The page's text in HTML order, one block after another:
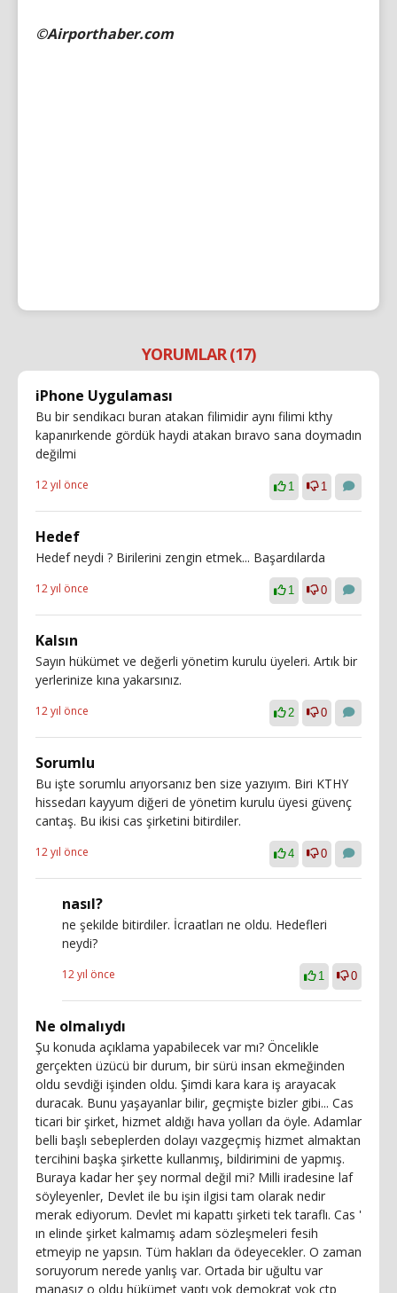
©Airporthaber.com
YORUMLAR (17)
iPhone Uygulaması
Bu bir sendikacı buran atakan filimidir aynı filimi kthy
kapanırkende gördük haydi atakan bıravo sana doymadın
değilmi
12 yıl önce 1 1
Hedef
Hedef neydi ? Birilerini zengin etmek... Başardılarda
12 yıl önce 1 0
Kalsın
Sayın hükümet ve değerli yönetim kurulu üyeleri. Artık bir
yerlerinize kına yakarsınız.
12 yıl önce 2 0
Sorumlu
Bu işte sorumlu arıyorsanız ben size yazıyım. Biri KTHY
hissedarı kayyum diğeri de yönetim kurulu üyesi güvenç
cantaş. Bu ikisi cas şirketini bitirdiler.
12 yıl önce 4 0
nasıl?
ne şekilde bitirdiler. İcraatları ne oldu. Hedefleri
neydi?
12 yıl önce 1 0
Ne olmalıydı
Şu konuda açıklama yapabilecek var mı? Öncelikle
gerçekten üzücü bir durum, bir sürü insan ekmeğinden
oldu sevdiği işinden oldu. Şimdi kara kara iş arayacak
duracak. Bunu yaşayanlar bilir, geçmişte bizler gibi... Cas
ticari bir şirket, hizmet aldığı hava yolları da öyle. Adamlar
belli başlı sebeplerden dolayı vazgeçmiş hizmet almaktan
tercihini başka şirkette kullanmış, bildirimini de yapmış.
Buraya kadar her şey normal değil mi? Milli iradesine laf
söyleyenler, Devlet ile bu işin ilgisi tam olarak nedir
merak ediyorum. Devlet mi kapattı şirketi tek taraflı. Cas '
ın elinde şirket kalmamış adam sözleşmeleri fesih
etmeyip ne yapsın. Tüm hakları da ödeyecekler. O zaman
soruyorum nerede yanlış var. Ortada bir uğultu var
manasız o oldu hükümet yaptı yok demokrat yok ctp